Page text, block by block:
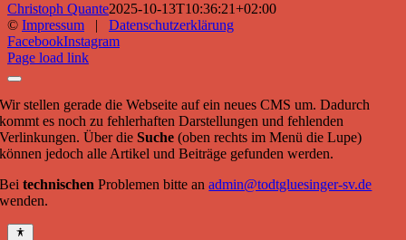
Christoph Quante2025-10-13T10:36:21+02:00
© Impressum | Datenschutzerklärung
FacebookInstagram
Page load link
Wir stellen gerade die Webseite auf ein neues CMS um. Dadurch
kommt es noch zu fehlerhaften Darstellungen und fehlenden
Verlinkungen. Über dieSuche (oben rechts im Menü die Lupe)
können jedoch alle Artikel und Beiträge gefunden werden.
Beitechnischen Problemen bitte anadmin@todtgluesinger-sv.de
wenden.